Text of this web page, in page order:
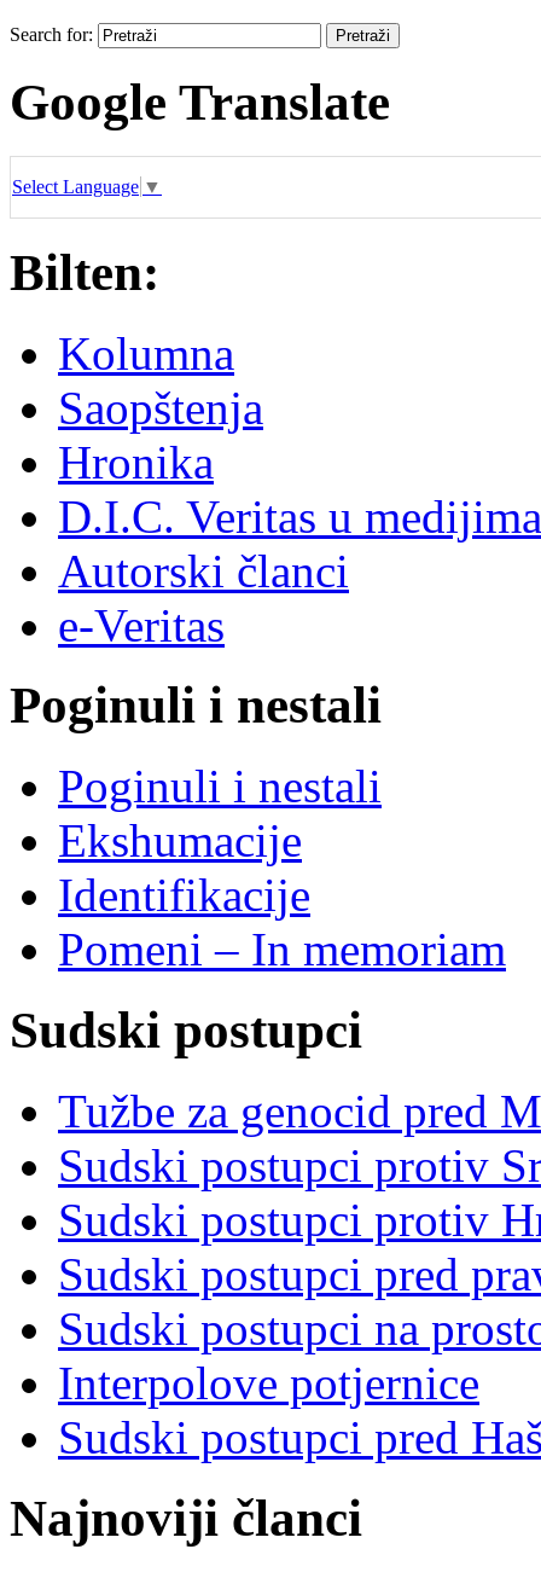
Search for:
Google Translate
Select Language ▼
Bilten:
Kolumna
Saopštenja
Hronika
D.I.C. Veritas u medijima
Autorski članci
e-Veritas
Poginuli i nestali
Poginuli i nestali
Ekshumacije
Identifikacije
Pomeni – In memoriam
Sudski postupci
Tužbe za genocid pred
Sudski postupci protiv
Sudski postupci protiv
Sudski postupci pred
Sudski postupci na
Interpolove potjernice
Sudski postupci pred
Najnoviji članci